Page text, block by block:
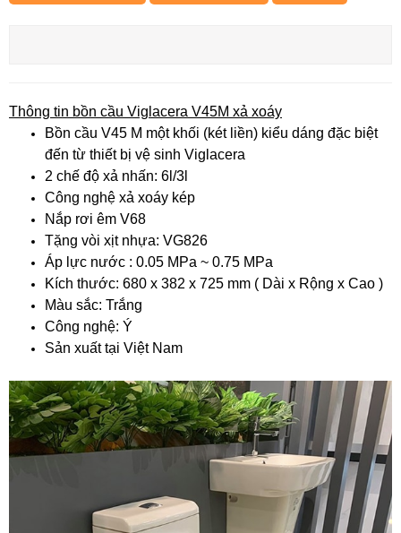
Thông tin bồn cầu Viglacera V45M xả xoáy
Bồn cầu V45 M một khối (két liền) kiểu dáng đặc biệt
đến từ thiết bị vệ sinh Viglacera
2 chế độ xả nhấn: 6l/3l
Công nghệ xả xoáy kép
Nắp rơi êm V68
Tặng vòi xịt nhựa: VG826
Áp lực nước : 0.05 MPa ~ 0.75 MPa
Kích thước: 680 x 382 x 725 mm ( Dài x Rộng x Cao )
Màu sắc: Trắng
Công nghệ: Ý
Sản xuất tại Việt Nam